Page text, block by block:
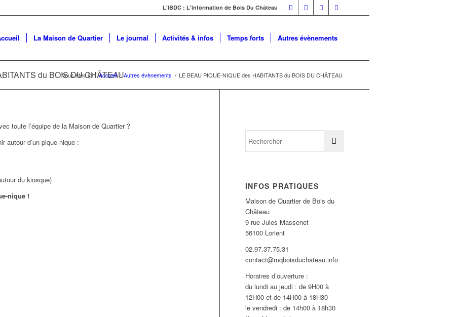
L'IBDC : L'information de Bois Du Château
La Maison de Quartier Le journal Activités & infos Temps forts Autres évènements
du BOIS DU CHÂTEAU
Vous êtes ici : Accueil / Autres évènements / LE BEAU PIQUE-NIQUE des HABITANTS du BOIS DU CHÂTEAU
toute l’équipe de la Maison de Quartier ?
autour d’un pique-nique :
du kiosque)
nique !
INFOS PRATIQUES
Maison de Quartier de Bois du
Château
9 rue Jules Massenet
56100 Lorient
02.97.37.75.31
contact@mqboisduchateau.info
Horaires d’ouverture :
du lundi au jeudi : de 9H00 à
12H00 et de 14H00 à 18H30
le vendredi : de 14h00 à 18h30